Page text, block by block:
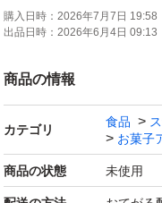
【商品の状態】未使用
【カラー】マルチカラー
購入日時： 2026年7月7日 19:58
出品日時： 2026年6月4日 09:13
商品の情報
カテゴリ
食品
お菓子
商品の状態 未使用